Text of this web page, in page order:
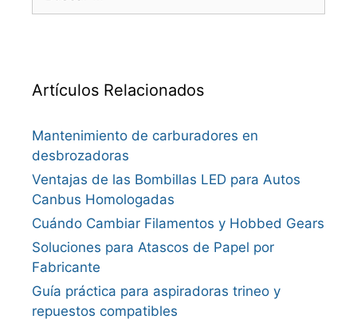
Artículos Relacionados
Mantenimiento de carburadores en
desbrozadoras
Ventajas de las Bombillas LED para Autos
Canbus Homologadas
Cuándo Cambiar Filamentos y Hobbed Gears
Soluciones para Atascos de Papel por
Fabricante
Guía práctica para aspiradoras trineo y
repuestos compatibles